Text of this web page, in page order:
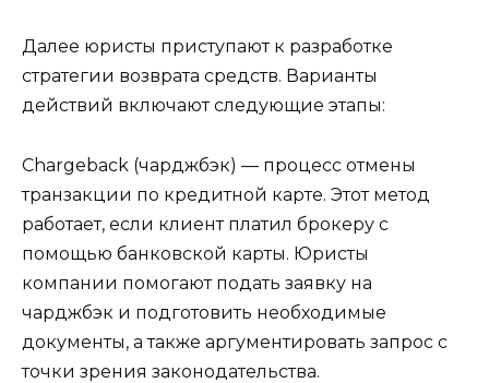
Далее юристы приступают к разработке
стратегии возврата средств. Варианты
действий включают следующие этапы:
Chargeback (чарджбэк) — процесс отмены
транзакции по кредитной карте. Этот метод
работает, если клиент платил брокеру с
помощью банковской карты. Юристы
компании помогают подать заявку на
чарджбэк и подготовить необходимые
документы, а также аргументировать запрос с
точки зрения законодательства.